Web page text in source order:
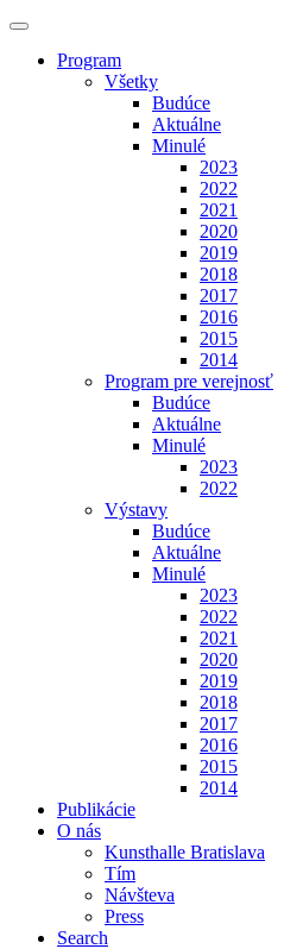
Program
Všetky
Budúce
Aktuálne
Minulé
2023
2022
2021
2020
2019
2018
2017
2016
2015
2014
Program pre verejnosť
Budúce
Aktuálne
Minulé
2023
2022
Výstavy
Budúce
Aktuálne
Minulé
2023
2022
2021
2020
2019
2018
2017
2016
2015
2014
Publikácie
O nás
Kunsthalle Bratislava
Tím
Návšteva
Press
Search